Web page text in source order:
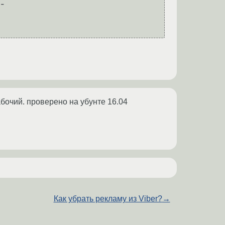
проверено на убунте 16.04
Как убрать рекламу из Viber?→